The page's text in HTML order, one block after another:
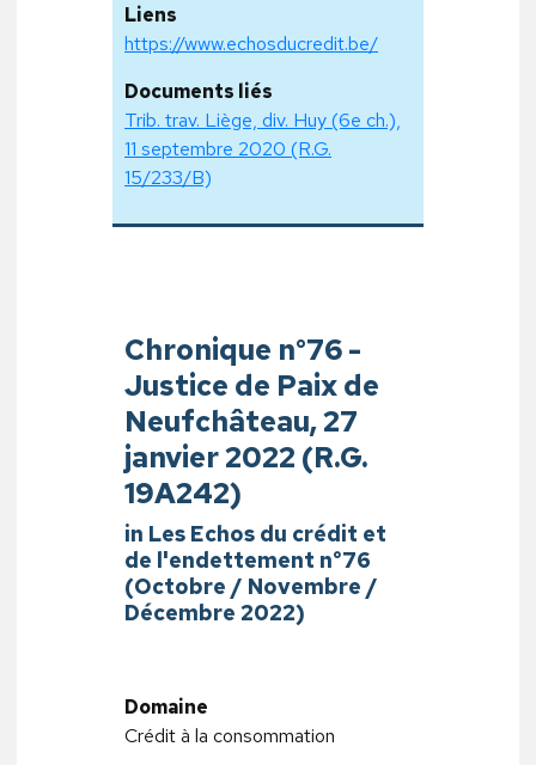
Liens
https://www.echosducredit.be/
Documents liés
Trib. trav. Liège, div. Huy (6e ch.),
11 septembre 2020 (R.G.
15/233/B)
Chronique n°76 -
Justice de Paix de
Neufchâteau, 27
janvier 2022 (R.G.
19A242)
in Les Echos du crédit et
de l'endettement n°76
(Octobre / Novembre /
Décembre 2022)
Domaine
Crédit à la consommation